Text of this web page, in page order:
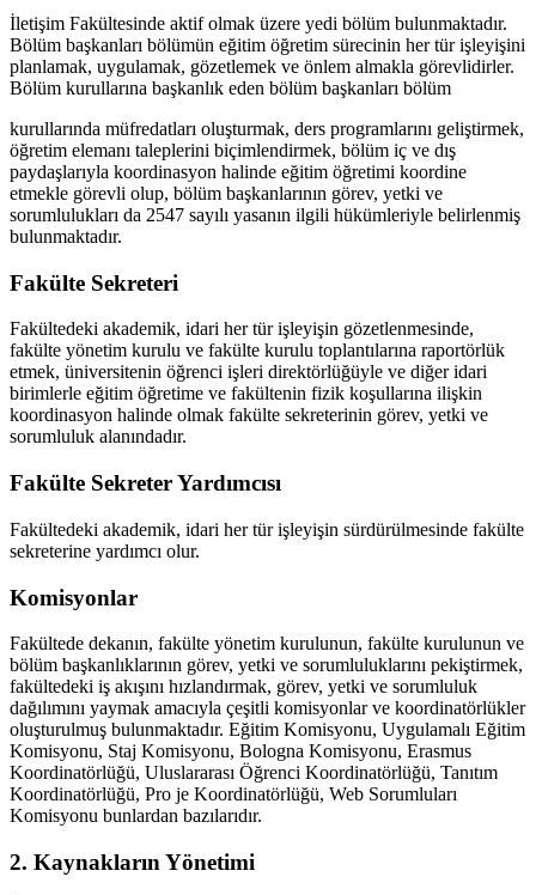
İletişim Fakültesinde aktif olmak üzere yedi bölüm bulunmaktadır.
Bölüm başkanları bölümün eğitim öğretim sürecinin her tür işleyişini
planlamak, uygulamak, gözetlemek ve önlem almakla görevlidirler.
Bölüm kurullarına başkanlık eden bölüm başkanları bölüm
kurullarında müfredatları oluşturmak, ders programlarını geliştirmek,
öğretim elemanı taleplerini biçimlendirmek, bölüm iç ve dış
paydaşlarıyla koordinasyon halinde eğitim öğretimi koordine
etmekle görevli olup, bölüm başkanlarının görev, yetki ve
sorumlulukları da 2547 sayılı yasanın ilgili hükümleriyle belirlenmiş
bulunmaktadır.
Fakülte Sekreteri
Fakültedeki akademik, idari her tür işleyişin gözetlenmesinde,
fakülte yönetim kurulu ve fakülte kurulu toplantılarına raportörlük
etmek, üniversitenin öğrenci işleri direktörlüğüyle ve diğer idari
birimlerle eğitim öğretime ve fakültenin fizik koşullarına ilişkin
koordinasyon halinde olmak fakülte sekreterinin görev, yetki ve
sorumluluk alanındadır.
Fakülte Sekreter Yardımcısı
Fakültedeki akademik, idari her tür işleyişin sürdürülmesinde fakülte
sekreterine yardımcı olur.
Komisyonlar
Fakültede dekanın, fakülte yönetim kurulunun, fakülte kurulunun ve
bölüm başkanlıklarının görev, yetki ve sorumluluklarını pekiştirmek,
fakültedeki iş akışını hızlandırmak, görev, yetki ve sorumluluk
dağılımını yaymak amacıyla çeşitli komisyonlar ve koordinatörlükler
oluşturulmuş bulunmaktadır. Eğitim Komisyonu, Uygulamalı Eğitim
Komisyonu, Staj Komisyonu, Bologna Komisyonu, Erasmus
Koordinatörlüğü, Uluslararası Öğrenci Koordinatörlüğü, Tanıtım
Koordinatörlüğü, Pro je Koordinatörlüğü, Web Sorumluları
Komisyonu bunlardan bazılarıdır.
2. Kaynakların Yönetimi